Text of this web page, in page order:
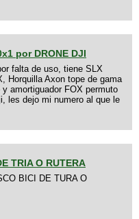
por DRONE DJI
falta de uso, tiene SLX
Horquilla Axon tope de gama
amortiguador FOX permuto
les dejo mi numero al que le
TRIA O RUTERA
BICI DE TURA O